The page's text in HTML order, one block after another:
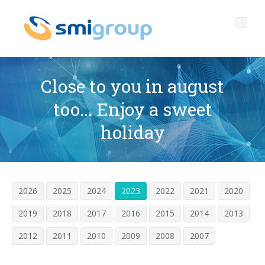
Quienes somos
Misión
Historia
Governance
Código de Ética
Calidad, Medio Ambiente y Seguridad
Botellas sin etiqueta
rPET
Productos
LINEAS DE EMBOTELLADO
Postventa
Close to you in august
too... Enjoy a sweet
holiday
2026 2025 2024 2023 2022 2021
2020
2019
2018 2017 2016 2015 2014
2013
2012
2011 2010 2009 2008 2007